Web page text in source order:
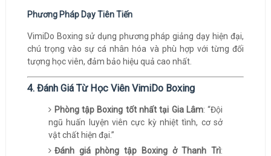
Phương Pháp Dạy Tiên Tiến
VimiDo Boxing sử dụng phương pháp giảng dạy hiện đại,
chú trọng vào sự cá nhân hóa và phù hợp với từng đối
tượng học viên, đảm bảo hiệu quả cao nhất.
4. Đánh Giá Từ Học Viên VimiDo Boxing
Phòng tập Boxing tốt nhất tại Gia Lâm: “Đội
ngũ huấn luyện viên cực kỳ nhiệt tình, cơ sở
vật chất hiện đại.”
Đánh giá phòng tập Boxing ở Thanh Trì: